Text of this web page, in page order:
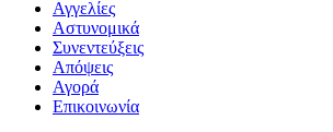
Αγγελίες
Αστυνομικά
Συνεντεύξεις
Απόψεις
Αγορά
Επικοινωνία